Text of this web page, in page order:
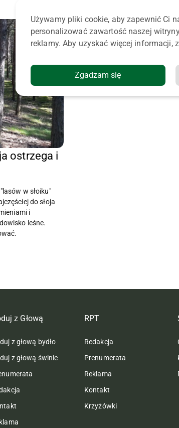
ostrzega i
w słoiku"
do słoja
i
leśne.
z Głową
z głową bydło
z głową świnie
RPT
Redakcja
Prenumerata
Reklama
Kontakt
Krzyżówki
Używamy pliki cookie, aby zapewnić Ci
personalizować zawartość naszej
reklamy. Aby uzyskać więcej informacji,
Zgadzam się